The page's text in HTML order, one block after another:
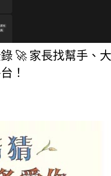
🚀 家長找幫手、大
！